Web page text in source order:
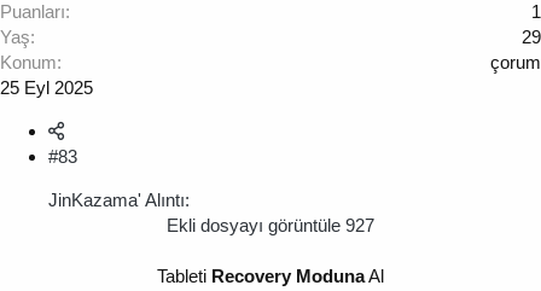
Puanları
1
Yaş
29
Konum
çorum
25 Eyl 2025
#83
JinKazama' Alıntı:
Ekli dosyayı görüntüle 927
Tableti Recovery ModunaAl